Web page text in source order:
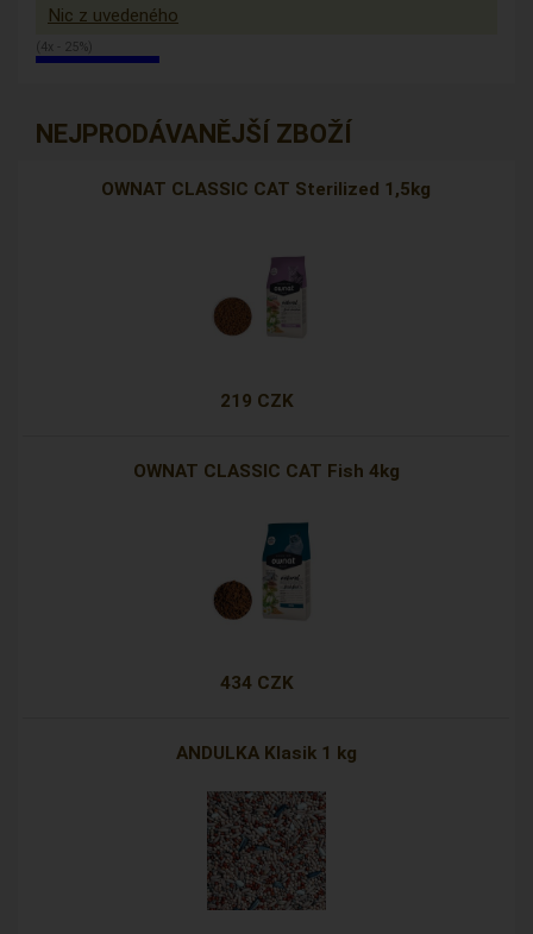
Nic z uvedeného
(4x - 25%)
NEJPRODÁVANĚJŠÍ ZBOŽÍ
OWNAT CLASSIC CAT Sterilized 1,5kg
219 CZK
OWNAT CLASSIC CAT Fish 4kg
434 CZK
ANDULKA Klasik 1 kg